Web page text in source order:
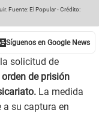
Fuente: El Popular-Crédito:
solicitud de
orden de prisión
La medida
su captura en